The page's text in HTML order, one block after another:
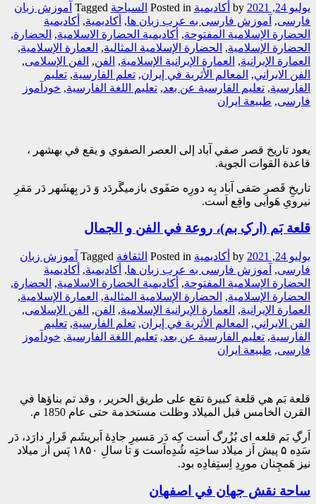
يوليو 24, 2021 أکادیمیة Posted in السیاحة Tagged آموزش زبان
فارسی, آموزش فارسی به عرب زبان ها, أکادیمیة, أکادیمیة
الحضارة الإسلامیة المفتوحة, أکادیمیة الحضارة الاسلامیة, الحضارة,
الحضارة الإسلامية, الحضارة الإسلامية المثالية, العمارة الإسلامیة,
العمارة الإیرانیة, العمارة الإیرانیة الإسلامیة, الفن, الفن الإسلامی,
الفن الایراني, المعالم الأثریة في إیران, تعلم الفارسیة, تعلیم
الفارسیة, تعلیم الفارسیة عن بعد, تعلیم اللغة الفارسیة, خودآموز
فارسی, طبیعة ایران
يعود تاریخ قصر صفي آباد إلى العصر الصفوي و يقع في بهشهر ،
قاعدة القوات الجوية.
تاریخِ قَصرِ صَفی آباد بِه دورِه صَفَوی بازمیگَردَد وَ دَر بِهشَهر دَر مَقرِ
نیرویِ هَوایی واقِع اَست.
قلعة بَم (ارکِ بم)، روعة في الفن و الجمال
يوليو 24, 2021 أکادیمیة Posted in الثقافة Tagged آموزش زبان
فارسی, آموزش فارسی به عرب زبان ها, أکادیمیة, أکادیمیة
الحضارة الإسلامیة المفتوحة, أکادیمیة الحضارة الاسلامیة, الحضارة,
الحضارة الإسلامية, الحضارة الإسلامية المثالية, العمارة الإسلامیة,
العمارة الإیرانیة, العمارة الإیرانیة الإسلامیة, الفن, الفن الإسلامی,
الفن الایراني, المعالم الأثریة في إیران, تعلم الفارسیة, تعلیم
الفارسیة, تعلیم الفارسیة عن بعد, تعلیم اللغة الفارسیة, خودآموز
فارسی, طبیعة ایران
قلعة بَم هي قلعة كبيرة تقع على طريق الحرير ، وقد تم بناؤها في
القرن الخامس قبل الميلاد وظلت مستخدمة حتى عام 1850 م.
اَرگِ بَم قلعه ای بُزُرگ اَست کِه دَر مَسیرِ جادِهٔ اَبریشَم قَرار دارَد، دَر
سَدِه ۵ پیش اَز میلاد ساختِه شُدِه‌اَست وَ تا سالِ ۱۸۵۰ پَس اَز میلاد
نیز هَمچِنان مورِدِ اِستِفادِه بود.
ساحة نقش جهان في اصفهان